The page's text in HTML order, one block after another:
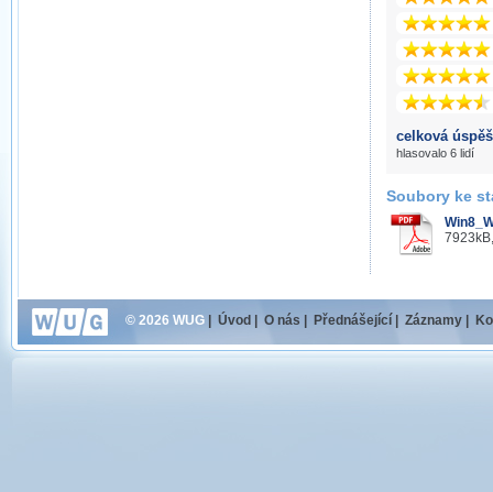
celková
hlasovalo 6 lidí
Soubory ke
© 2026 WUG Úvod O nás Přednášející Záznamy